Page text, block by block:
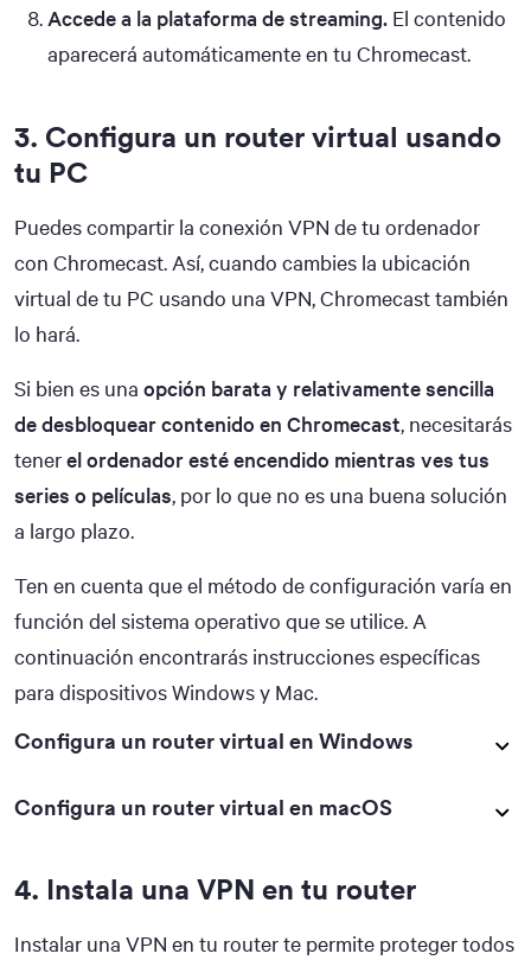
Accede a la plataforma de streaming. El contenido
aparecerá automáticamente en tu Chromecast.
3. Configura un router virtual usando
tu PC
Puedes compartir la conexión VPN de tu ordenador
con Chromecast. Así, cuando cambies la ubicación
virtual de tu PC usando una VPN, Chromecast también
lo hará.
Si bien es una opción barata y relativamente sencilla
de desbloquear contenido en Chromecast, necesitarás
tenerel ordenador esté encendido mientras ves tus
series o películas, por lo que no es una buena solución
a largo plazo.
Ten en cuenta que el método de configuración varía en
función del sistema operativo que se utilice. A
continuación encontrarás instrucciones específicas
para dispositivos Windows y Mac.
Configura un router virtual en Windows
Configura un router virtual en macOS
4. Instala una VPN en tu router
Instalar una VPN en tu router te permite proteger todos